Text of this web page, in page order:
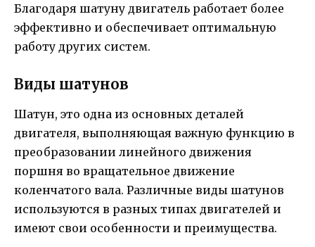
Благодаря шатуну двигатель работает более
эффективно и обеспечивает оптимальную
работу других систем.
Виды шатунов
Шатун, это одна из основных деталей
двигателя, выполняющая важную функцию в
преобразовании линейного движения
поршня во вращательное движение
коленчатого вала. Различные виды шатунов
используются в разных типах двигателей и
имеют свои особенности и преимущества.